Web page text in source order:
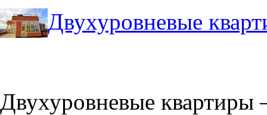
Двухуровневые
Двухуровневые квартиры